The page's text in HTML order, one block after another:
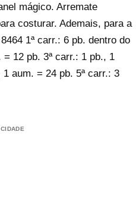
mágico. Arremate
costurar. Ademais, para a
1ª carr.: 6 pb. dentro do
12 pb. 3ª carr.: 1 pb., 1
aum. = 24 pb. 5ª carr.: 3